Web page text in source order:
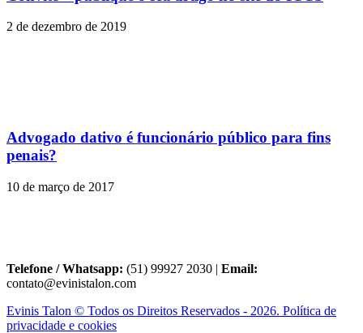
2 de dezembro de 2019
Advogado dativo é funcionário público para fins
penais?
10 de março de 2017
Telefone / Whatsapp: (51) 99927 2030 | Email:
contato@evinistalon.com
Evinis Talon © Todos os Direitos Reservados - 2026. Política de
privacidade e cookies